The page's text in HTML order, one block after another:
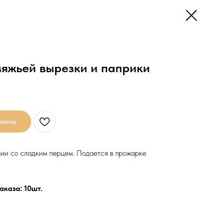
вырезки и паприки
со сладким перцем. Подается в прожарке
10шт.